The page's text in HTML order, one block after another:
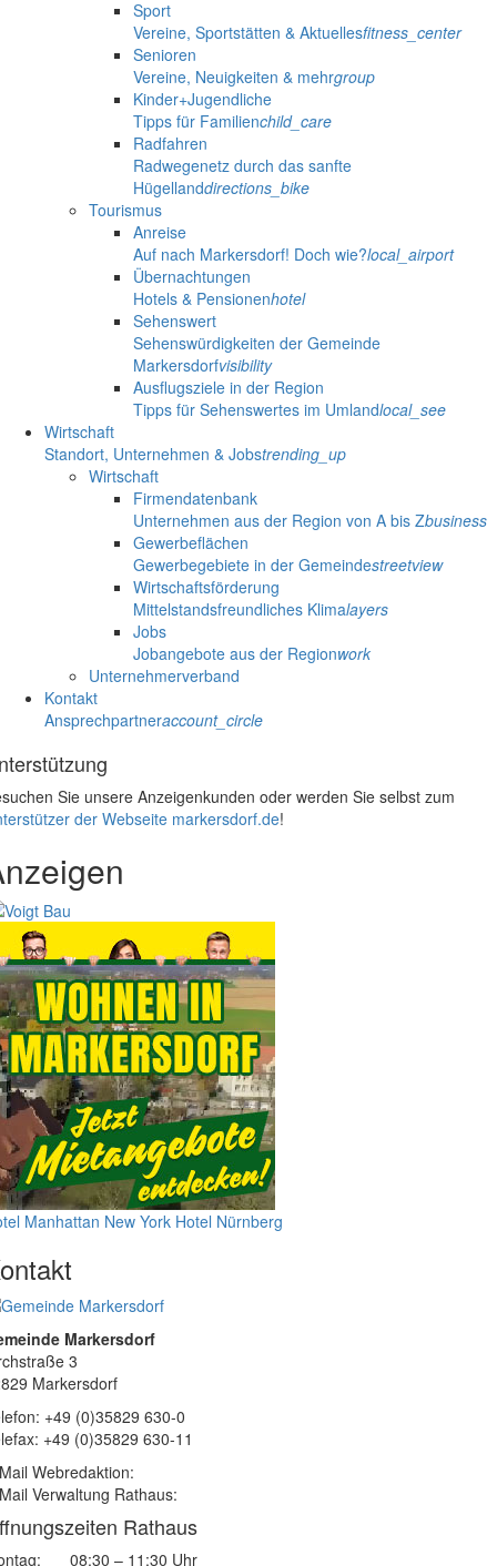
Sport
Vereine, Sportstätten & Aktuellesfitness_center
Senioren
Vereine, Neuigkeiten & mehrgroup
Kinder+Jugendliche
Tipps für Familienchild_care
Radfahren
Radwegenetz durch das sanfte
Hügellanddirections_bike
Tourismus
Anreise
Auf nach Markersdorf! Doch wie?local_airport
Übernachtungen
Hotels & Pensionenhotel
Sehenswert
Sehenswürdigkeiten der Gemeinde
Markersdorfvisibility
Ausflugsziele in der Region
Tipps für Sehenswertes im Umlandlocal_see
Wirtschaft
Standort, Unternehmen & Jobstrending_up
Wirtschaft
Firmendatenbank
Unternehmen aus der Region von A bis Zbusiness
Gewerbeflächen
Gewerbegebiete in der Gemeindestreetview
Wirtschaftsförderung
Mittelstandsfreundliches Klimalayers
Jobs
Jobangebote aus der Regionwork
Unternehmerverband
Kontakt
Ansprechpartneraccount_circle
Sie unsere Anzeigenkunden oder werden Sie selbst zum
der Webseite markersdorf.de!
Manhattan New York Hotel Nürnberg
Markersdorf
3
Markersdorf
+49 (0)35829 630-0
+49 (0)35829 630-11
Webredaktion:
Verwaltung Rathaus:
Rathaus
08:30 – 11:30 Uhr